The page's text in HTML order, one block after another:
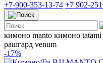
+7-900-353-13-74 +7 902-
кимоно manto кимоно tatami
рашгард venum
-17%